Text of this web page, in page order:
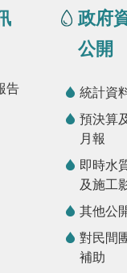
告
政府
公開
統計資
預決算
月報
即時水
及施工
其他公
對民間
補助